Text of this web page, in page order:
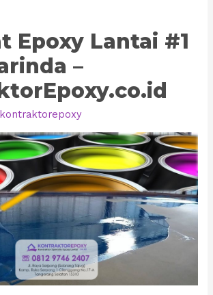
Epoxy Lantai #1
–
kontraktorepoxy